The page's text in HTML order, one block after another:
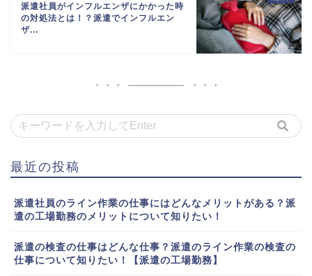
派遣社員がインフルエンザにかかった時
の対処法とは！？派遣でインフルエン
ザ...
最近の投稿
派遣社員のライン作業の仕事にはどんなメリットがある？派
遣の工場勤務のメリットについて知りたい！
派遣の検査の仕事はどんな仕事？派遣のライン作業の検査の
仕事について知りたい！【派遣の工場勤務】